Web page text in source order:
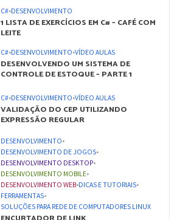
C#•DESENVOLVIMENTO
1 LISTA DE EXERCÍCIOS EM C# – CAFÉ COM
LEITE
C#•DESENVOLVIMENTO•VÍDEO AULAS
DESENVOLVENDO UM SISTEMA DE
CONTROLE DE ESTOQUE – PARTE 1
C#•DESENVOLVIMENTO•VÍDEO AULAS
VALIDAÇÃO DO CEP UTILIZANDO
EXPRESSÃO REGULAR
DESENVOLVIMENTO•
DESENVOLVIMENTO DE JOGOS•
DESENVOLVIMENTO DESKTOP•
DESENVOLVIMENTO MOBILE•
DESENVOLVIMENTO WEB•DICAS E TUTORIAIS•
FERRAMENTAS•
SOLUÇÕES PARA REDE DE COMPUTADORES LINUX